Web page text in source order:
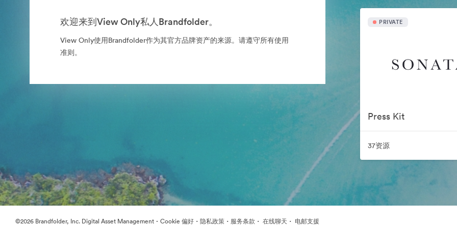
欢迎来到View Only私人Brandfolder。
View Only使用Brandfolder作为其官方品牌资产的来源。请遵守所有使用
准则。
PRIVATE
Press Kit
37资源
©2026 Brandfolder, Inc. Digital Asset Management · Cookie 偏好 · 隐私政策 · 服务条款 · 在线聊天 · 电邮支援